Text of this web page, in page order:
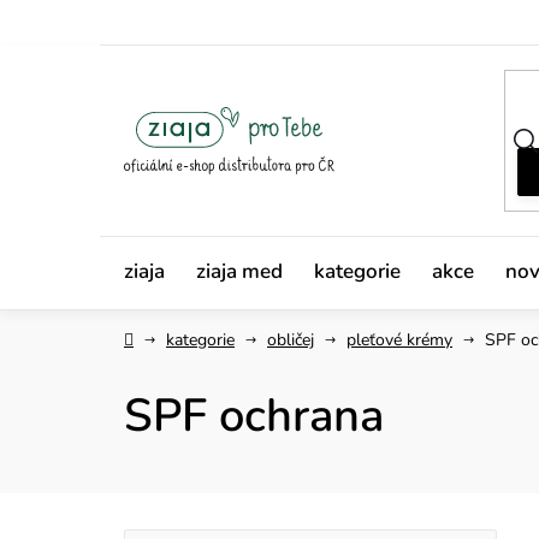
ziaja ziaja med kategorie akce
Domůkategorie obličej pleťové krémy SPF
SPF ochrana